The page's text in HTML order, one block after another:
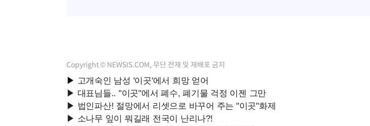
Copyright © NEWSIS.COM, 무단 전재 및 재배포 금지